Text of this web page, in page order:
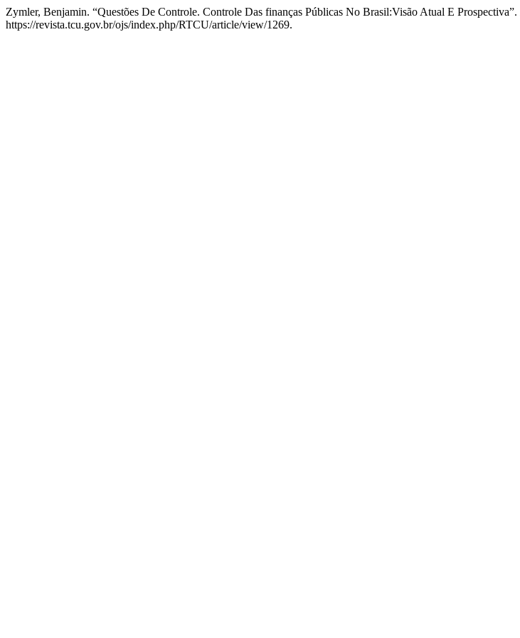
Zymler, Benjamin. “Questões De Controle. Controle Das finanças Públicas No Brasil:Visão Atual E Prospectiva”.
https://revista.tcu.gov.br/ojs/index.php/RTCU/article/view/1269.